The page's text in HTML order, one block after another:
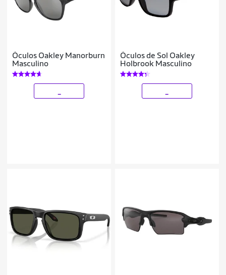
Óculos Oakley Manorburn
Masculino
Óculos de Sol Oakley
Holbrook Masculino